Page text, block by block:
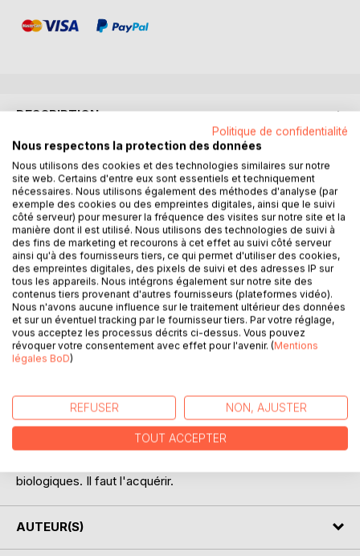
DESCRIPTION
L'outil le plus puissant susceptible de libérer l'Être humain
de sa servitude naturelle innée, et donc de faire émerger
des sociétés pérennes et harmonieuses, est l'amour. Mais
cette prééminence ne vaut pas pour tous les types
d'amour. A ce titre, l'amour philéo, inné en tout Être humain,
est le seul ayant une base biologique susceptible de
produire des effets socialement vertueux tels que
l'empathie, l'altruisme, la générosité, etc. Mais, ce type
d'amour est régi par la dynamique de l'inconscient. Dès
lors, il est parasité par les caractéristiques de cette
dernière (égoïsme, impatience, convoitise, hypocrisie,
etc.) à cause de l'insuffisance de la production de son
hormone de base: l'ocytocine. Le potentiel de ce type
le monde.
Le seul type d'amour efficace qui permettrait de libérer
totalement l'Être humain de toutes les formes de
servitudes (endogènes et exogènes) humaines est l'amour
biologiques. Il faut l'acquérir.
AUTEUR(S)
Politique de confidentialité
Nous respectons la protection des données
Nous utilisons des cookies et des technologies similaires sur notre
site web. Certains d'entre eux sont essentiels et techniquement
nécessaires. Nous utilisons également des méthodes d'analyse (par
exemple des cookies ou des empreintes digitales, ainsi que le suivi
côté serveur) pour mesurer la fréquence des visites sur notre site et la
manière dont il est utilisé. Nous utilisons des technologies de suivi à
des fins de marketing et recourons à cet effet au suivi côté serveur
ainsi qu'à des fournisseurs tiers, ce qui permet d'utiliser des cookies,
des empreintes digitales, des pixels de suivi et des adresses IP sur
tous les appareils. Nous intégrons également sur notre site des
contenus tiers provenant d'autres fournisseurs (plateformes vidéo).
Nous n'avons aucune influence sur le traitement ultérieur des données
et sur un éventuel tracking par le fournisseur tiers. Par votre réglage,
vous acceptez les processus décrits ci-dessus. Vous pouvez
révoquer votre consentement avec effet pour l'avenir. (Mentions
légales BoD)
REFUSER NON, AJUSTER
TOUT ACCEPTER